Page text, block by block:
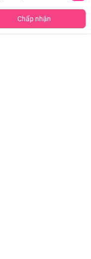
Mini Light Pigeon size M
xanh dương)
Chấp nhận